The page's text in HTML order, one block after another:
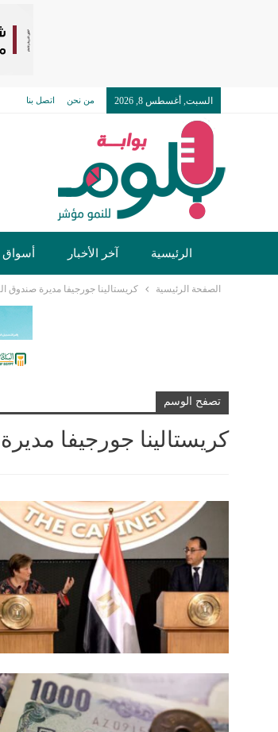
السبت, أغسطس 8, 2026 من نحن اتصل بنا
الرئيسية آخر الأخبار أسواق
الصفحة الرئيسية كريستالينا جورجيفا مديرة صندوق
تصفح الوسم
كريستالينا جورجيفا